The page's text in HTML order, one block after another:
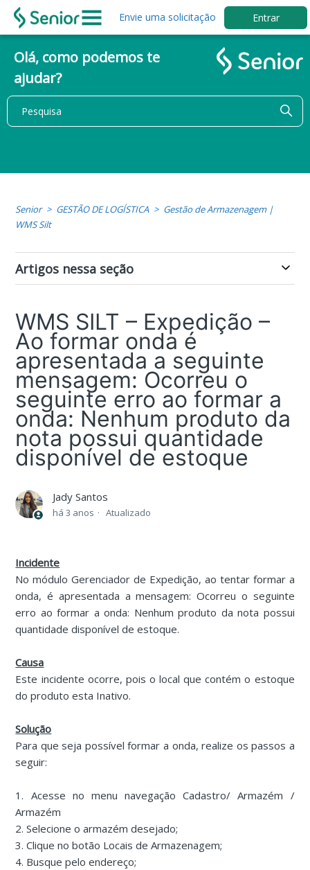
Envie uma solicitação Entrar
Olá, como podemos te
ajudar?
Senior GESTÃO DE LOGÍSTICA
Gestão de Armazenagem |
WMS Silt
Artigos nessa seção
WMS SILT – Expedição –
Ao formar onda é
apresentada a seguinte
mensagem: Ocorreu o
seguinte erro ao formar a
onda: Nenhum produto da
nota possui quantidade
disponível de estoque
Jady Santos
há 3 anos Atualizado
Incidente
No módulo Gerenciador de Expedição, ao tentar formar a
onda, é apresentada a mensagem: Ocorreu o seguinte
erro ao formar a onda: Nenhum produto da nota possui
quantidade disponível de estoque.
Causa
Este incidente ocorre, pois o local que contém o estoque
do produto esta Inativo.
Solução
Para que seja possível formar a onda, realize os passos a
seguir:
1. Acesse no menu navegação Cadastro/ Armazém /
Armazém
2. Selecione o armazém desejado;
3. Clique no botão Locais de Armazenagem;
4. Busque pelo endereço;